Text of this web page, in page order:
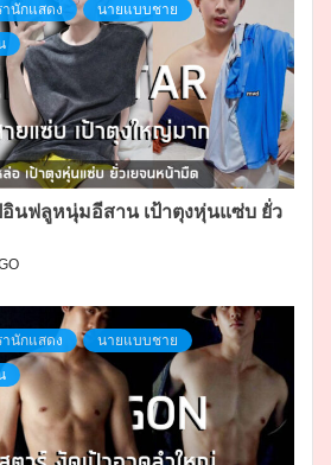
นักแสดง นายแบบชาย
อินฟลูหนุ่มอีสาน เป้าตุงหุ่นแซ่บ ยั่ว
นักแสดง นายแบบชาย